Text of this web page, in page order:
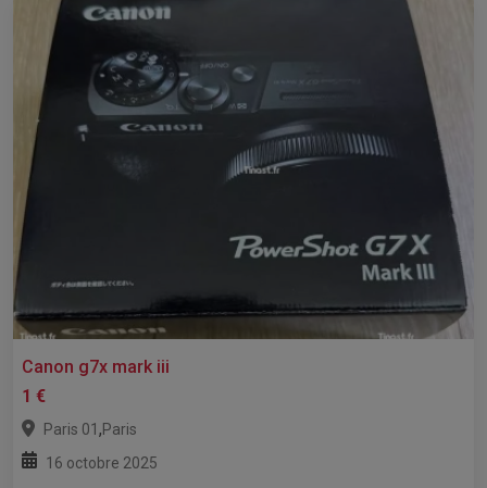
Canon g7x mark iii
1 €
Paris 01 ,Paris
16 octobre 2025